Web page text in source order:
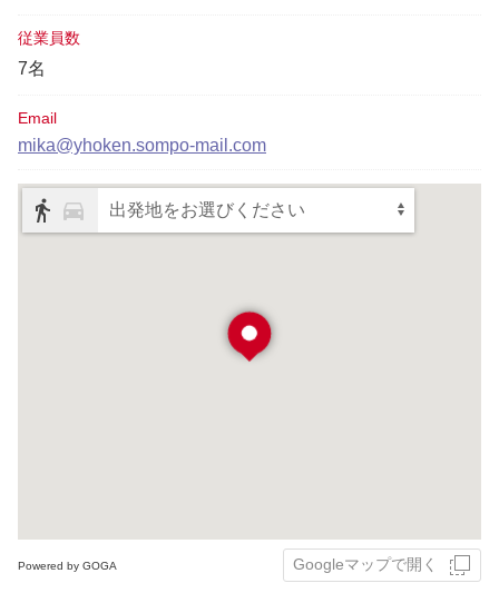
従業員数
7名
Email
mika@yhoken.sompo-mail.com
出発地をお選びください
Powered by GOGA Googleマップで開く